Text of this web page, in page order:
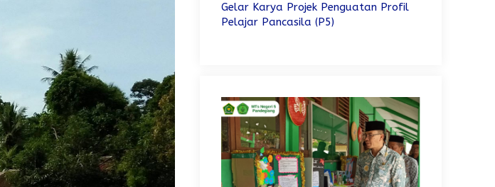
Gelar Karya Projek Penguatan Profil
Pelajar Pancasila (P5)